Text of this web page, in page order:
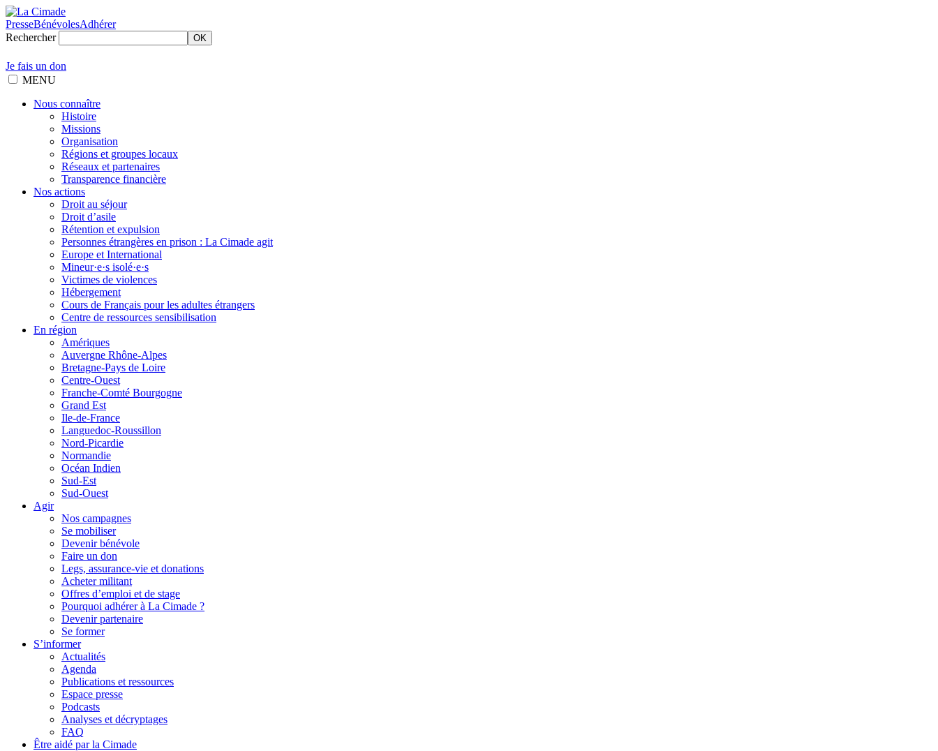
PresseBénévolesAdhérer
Rechercher
OK
Je fais un don
MENU
Nous connaître
Histoire
Missions
Organisation
Régions et groupes locaux
Réseaux et partenaires
Transparence financière
Nos actions
Droit au séjour
Droit d’asile
Rétention et expulsion
Personnes étrangères en prison : La Cimade agit
Europe et International
Mineur·e·s isolé·e·s
Victimes de violences
Hébergement
Cours de Français pour les adultes étrangers
Centre de ressources sensibilisation
En région
Amériques
Auvergne Rhône-Alpes
Bretagne-Pays de Loire
Centre-Ouest
Franche-Comté Bourgogne
Grand Est
Ile-de-France
Languedoc-Roussillon
Nord-Picardie
Normandie
Océan Indien
Sud-Est
Sud-Ouest
Agir
Nos campagnes
Se mobiliser
Devenir bénévole
Faire un don
Legs, assurance-vie et donations
Acheter militant
Offres d’emploi et de stage
Pourquoi adhérer à La Cimade ?
Devenir partenaire
Se former
S’informer
Actualités
Agenda
Publications et ressources
Espace presse
Podcasts
Analyses et décryptages
FAQ
Être aidé par la Cimade